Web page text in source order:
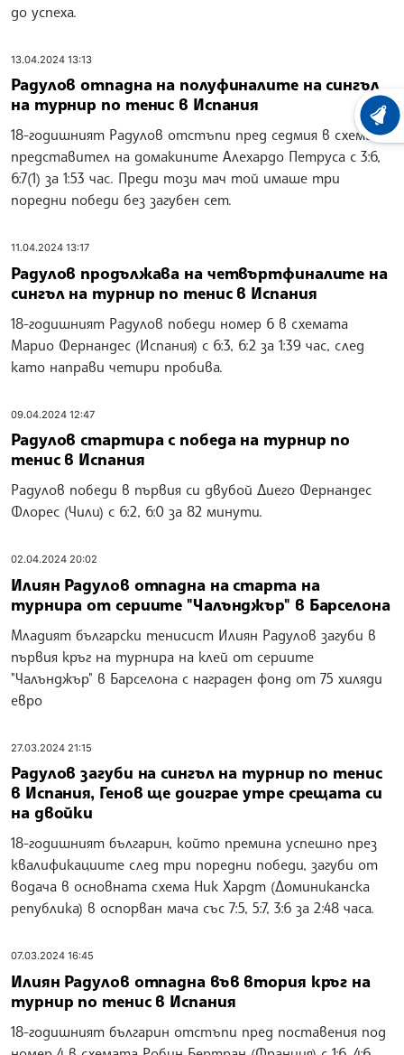
до успеха.
13.04.2024 13:13
Радулов отпадна на полуфиналите на сингъл
на турнир по тенис в Испания
18-годишният Радулов отстъпи пред седмия в схемата
представител на домакините Алехардо Петруса с 3:6,
6:7(1) за 1:53 час. Преди този мач той имаше три
поредни победи без загубен сет.
11.04.2024 13:17
Радулов продължава на четвъртфиналите на
сингъл на турнир по тенис в Испания
18-годишният Радулов победи номер 6 в схемата
Марио Фернандес (Испания) с 6:3, 6:2 за 1:39 час, след
като направи четири пробива.
09.04.2024 12:47
Радулов стартира с победа на турнир по
тенис в Испания
Радулов победи в първия си двубой Диего Фернандес
Флорес (Чили) с 6:2, 6:0 за 82 минути.
02.04.2024 20:02
Илиян Радулов отпадна на старта на
турнира от сериите "Чалънджър" в Барселона
Младият български тенисист Илиян Радулов загуби в
първия кръг на турнира на клей от сериите
"Чалънджър" в Барселона с награден фонд от 75 хиляди
евро
27.03.2024 21:15
Радулов загуби на сингъл на турнир по тенис
в Испания, Генов ще доиграе утре срещата си
на двойки
18-годишният българин, който премина успешно през
квалификациите след три поредни победи, загуби от
водача в основната схема Ник Хардт (Доминиканска
република) в оспорван мача със 7:5, 5:7, 3:6 за 2:48 часа.
07.03.2024 16:45
Илиян Радулов отпадна във втория кръг на
турнир по тенис в Испания
18-годишният българин отстъпи пред поставения под